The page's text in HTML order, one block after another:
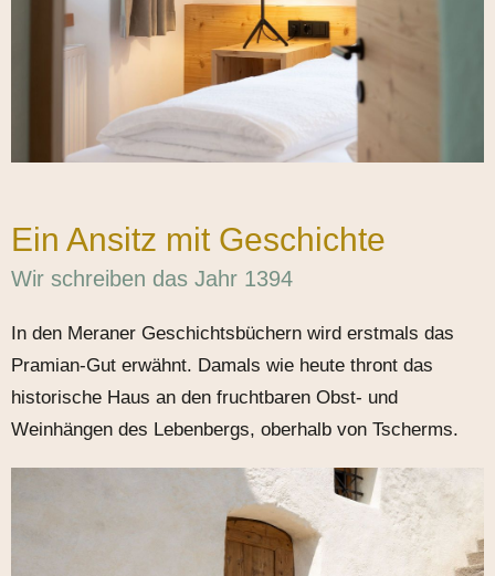
Ein Ansitz mit Geschichte
Wir schreiben das Jahr 1394
In den Meraner Geschichtsbüchern wird erstmals das
Pramian-Gut erwähnt. Damals wie heute thront das
historische Haus an den fruchtbaren Obst- und
Weinhängen des Lebenbergs, oberhalb von Tscherms.